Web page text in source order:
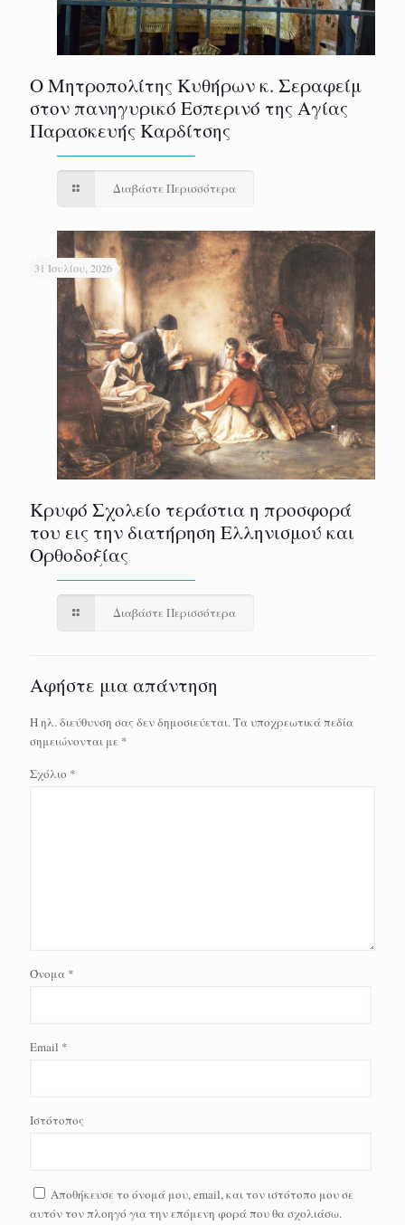
Ο Μητροπολίτης Κυθήρων κ. Σεραφείμ
στον πανηγυρικό Εσπερινό της Αγίας
Παρασκευής Καρδίτσης
Διαβάστε Περισσότερα
31 Ιουλίου, 2026
Κρυφό Σχολείο τεράστια η προσφορά
του εις την διατήρηση Ελληνισμού και
Ορθοδοξίας
Διαβάστε Περισσότερα
Αφήστε μια απάντηση
Η ηλ. διεύθυνση σας δεν δημοσιεύεται.Τα υποχρεωτικά πεδία
σημειώνονται με *
Σχόλιο *
Όνομα *
Email *
Ιστότοπος
Αποθήκευσε το όνομά μου, email, και τον ιστότοπο μου σε
αυτόν τον πλοηγό για την επόμενη φορά που θα σχολιάσω.